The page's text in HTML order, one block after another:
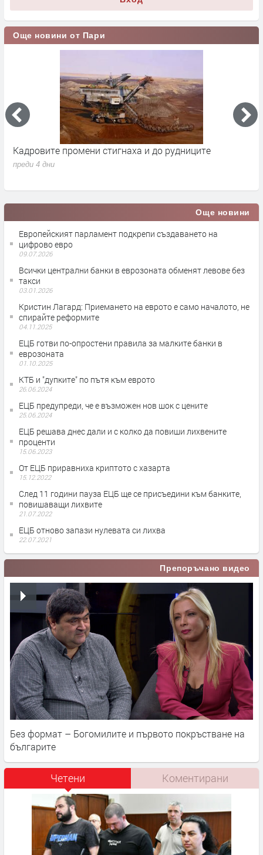
Още новини от Пари
Кадровите промени стигнаха и до рудниците
преди 4 дни
Още новини
Европейският парламент подкрепи създаването на
цифрово евро
09.07.2026
Всички централни банки в еврозоната обменят левове без
такси
03.01.2026
Кристин Лагард: Приемането на еврото е само началото, не
спирайте реформите
04.11.2025
ЕЦБ готви по-опростени правила за малките банки в
еврозоната
01.10.2025
КТБ и "дупките" по пътя към еврото
26.06.2024
ЕЦБ предупреди, че е възможен нов шок с цените
25.06.2024
ЕЦБ решава днес дали и с колко да повиши лихвените
проценти
15.06.2023
От ЕЦБ приравниха криптото с хазарта
15.12.2022
След 11 години пауза ЕЦБ ще се присъедини към банките,
повишаващи лихвите
21.07.2022
ЕЦБ отново запази нулевата си лихва
22.07.2021
Препоръчано видео
Без формат – Богомилите и първото покръстване на
българите
Четени Коментирани